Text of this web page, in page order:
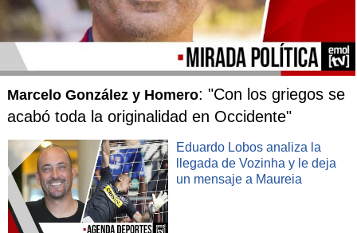
Marcelo González y Homero: "Con los griegos se
acabó toda la originalidad en Occidente"
Eduardo Lobos analiza la
llegada de Vozinha y le deja
un mensaje a Maureia